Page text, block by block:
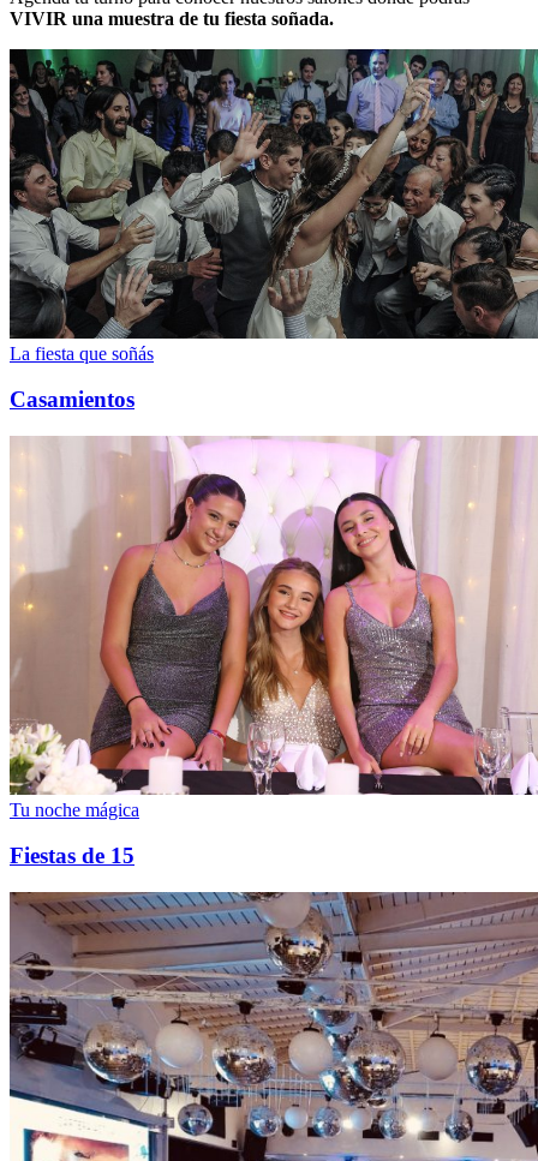
VIVIR una muestra de tu fiesta soñada.
La fiesta que soñás
Casamientos
Tu noche mágica
Fiestas de 15